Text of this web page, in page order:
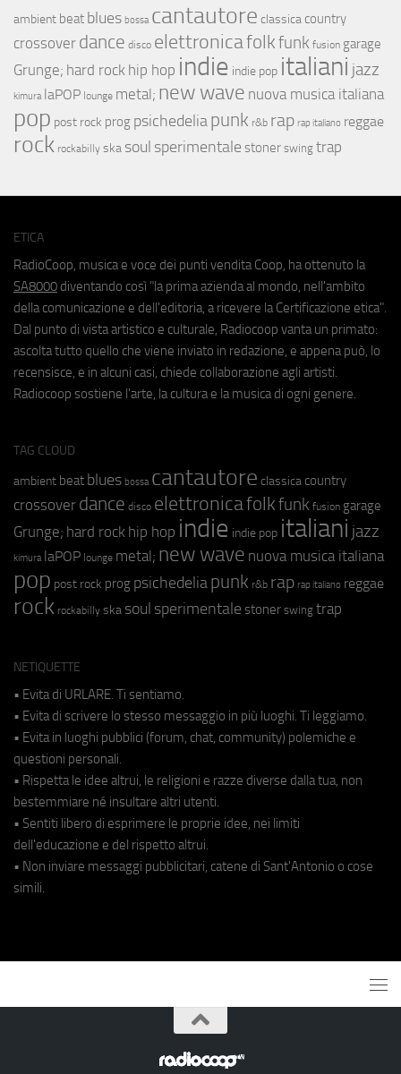
ambient beat blues bossa cantautore classica country
crossover dance disco elettronicafolkfunk fusion garage
Grunge; hard rock hip hop indie indie pop italiani jazz
kimura laPOP lounge metal; new wave nuova musica italiana
pop post rock prog psichedeliapunk r&b rap rap italiano reggae
rock rockabilly ska soul sperimentale stoner swing trap
ETICA
RadioCoop, musica e voce dei punti vendita Coop, ha ottenuto la
SA8000 diventando così "la prima azienda al mondo, nell'ambito
della comunicazione e dell'editoria, a ricevere la Certificazione etica".
Dal punto di vista artistico e culturale, Radiocoop vanta un primato:
ascolta tutto quello che viene inviato in redazione, e appena può, lo
recensisce, e in alcuni casi, chiede collaborazione agli artisti.
Radiocoop sostiene l'arte, la cultura e la musica di ogni genere.
TAG CLOUD
ambient beat blues bossa cantautore classica country
crossover dance disco elettronicafolkfunk fusion garage
Grunge; hard rock hip hop indie indie pop italiani jazz
kimura laPOP lounge metal; new wave nuova musica italiana
pop post rock prog psichedeliapunk r&b rap rap italiano reggae
rock rockabilly ska soul sperimentale stoner swing trap
NETIQUETTE
• Evita di URLARE. Ti sentiamo.
• Evita di scrivere lo stesso messaggio in più luoghi. Ti leggiamo.
• Evita in luoghi pubblici (forum, chat, community) polemiche e
questioni personali.
• Rispetta le idee altrui, le religioni e razze diverse dalla tua, non
bestemmiare né insultare altri utenti.
• Sentiti libero di esprimere le proprie idee, nei limiti
dell'educazione e del rispetto altrui.
• Non inviare messaggi pubblicitari, catene di Sant'Antonio o cose
simili.